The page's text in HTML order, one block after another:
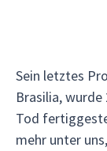
Sein letztes
Brasilia,
Tod
mehr unter